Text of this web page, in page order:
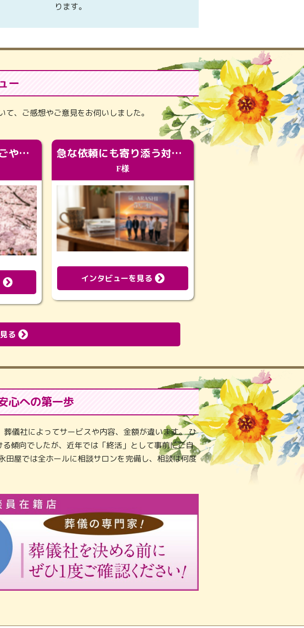
ります。
ー
、ご感想やご意見をお伺いしました。
同窓会のように、なごやかに。92歳の旅立ちを彩った、再会と感謝の場 急な依頼にも寄り添う対応。メモリアルコーナーで振り返る大切な日々
F様
インタビューを見る
る
心への第一歩
儀社によってサービスや内容、金額が違います。 ひ
傾向でしたが、近年では「終活」として事前にご自
屋では全ホールに相談サロンを完備し、相談は何度